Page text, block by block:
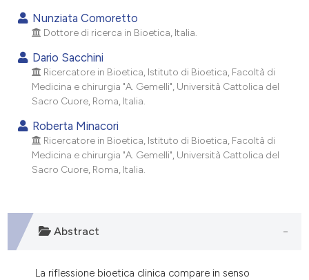
how this article has been
scite.ai
shows how a scientific paper
been cited by providing the
of the citation, a
describing whether
cited claim, and a label
in which section the
was made.
Nunziata Comoretto
Dottore di ricerca in Bioetica, Italia.
Dario Sacchini
Ricercatore in Bioetica, Istituto di Bioetica, Facoltà di
Medicina e chirurgia "A. Gemelli", Università Cattolica del
Sacro Cuore, Roma, Italia.
Roberta Minacori
Ricercatore in Bioetica, Istituto di Bioetica, Facoltà di
Medicina e chirurgia "A. Gemelli", Università Cattolica del
Sacro Cuore, Roma, Italia.
Abstract
La riflessione bioetica clinica compare in senso